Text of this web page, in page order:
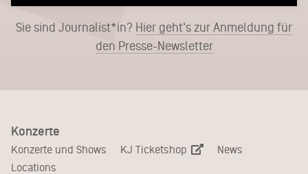
Sie sind Journalist*in? Hier geht's zur Anmeldung für
den Presse-Newsletter
Konzerte
Konzerte und Shows KJ Ticketshop
News
Locations